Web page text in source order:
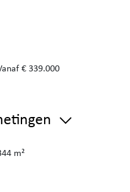
cv op
vloerisolatie,
€ 339.000
m²